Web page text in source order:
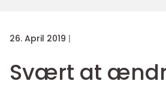
26. April 2019
Svært at